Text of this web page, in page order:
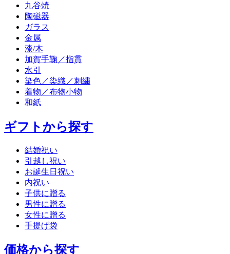
九谷焼
陶磁器
ガラス
金属
漆/木
加賀手鞠／指貫
水引
染色／染織／刺繍
着物／布物小物
和紙
ギフトから探す
結婚祝い
引越し祝い
お誕生日祝い
内祝い
子供に贈る
男性に贈る
女性に贈る
手提げ袋
価格から探す